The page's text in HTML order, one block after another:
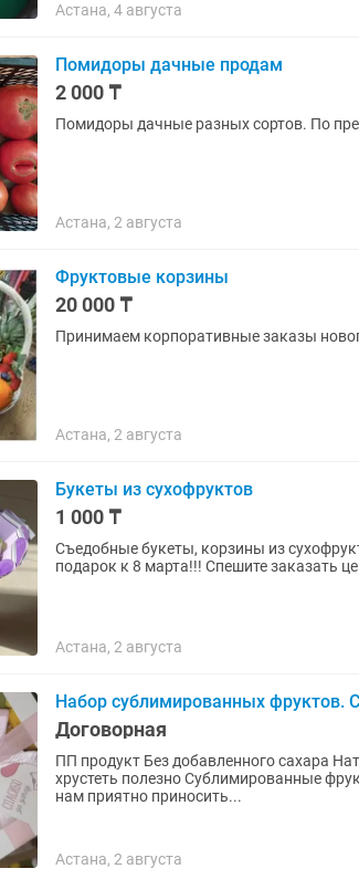
Астана, 4 августа
Помидоры дачные продам
2 000 ₸
Помидоры дачные разных сортов. По
Астана, 2 августа
Фруктовые корзины
20 000 ₸
Принимаем корпоративные заказы
Астана, 2 августа
Букеты из сухофруктов
1 000 ₸
Съедобные букеты, корзины из
подарок к 8 марта!!! Спешите заказать
Астана, 2 августа
Набор сублимированных фруктов.
Договорная
ПП продукт Без добавленного сахара Натуральные фрукты и ничего больше Когда хочется по
хрустеть полезно Сублимированные фрукты по вкусной цене потому что мы любим своё дело и
нам приятно приносить...
Астана, 2 августа